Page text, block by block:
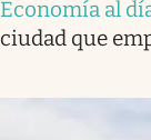
Economía al
ciudad que